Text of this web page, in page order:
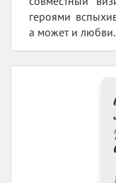
героями
а может и любви.